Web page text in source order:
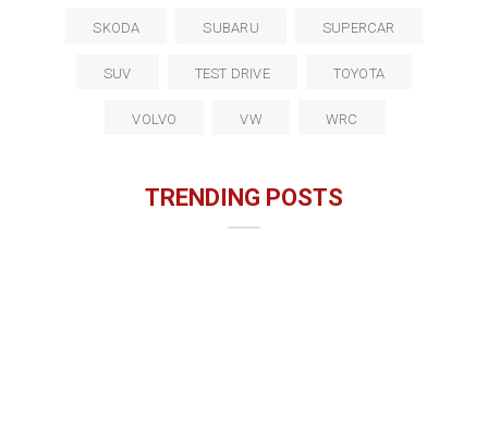
SKODA SUBARU SUPERCAR
SUV TEST DRIVE TOYOTA
VOLVO VW WRC
TRENDING POSTS